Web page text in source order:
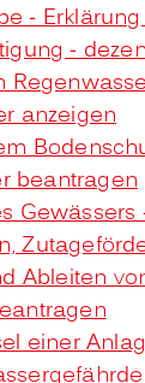
-
-
anzeigen
beantragen
Gewässers
Ableiten
einer